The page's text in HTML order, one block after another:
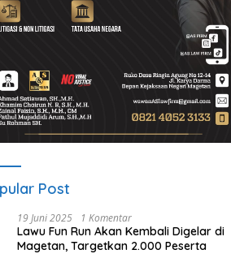
Post
19 Juni 2025 1 Komentar
Lawu Fun Run Akan Kembali Digelar di
Magetan, Targetkan 2.000 Peserta